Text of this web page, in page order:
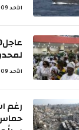
الأحد 09 أغسطس 1:37 م
الأحد 09 أغسطس 1:33 م
رغم